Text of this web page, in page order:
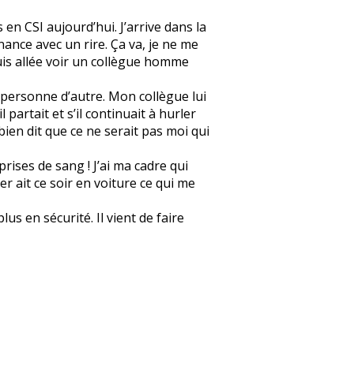
CSI aujourd’hui. J’arrive dans la
avec un rire. Ça va, je ne me
allée voir un collègue homme
d’autre. Mon collègue lui
partait et s’il continuait à hurler
dit que ce ne serait pas moi qui
de sang ! J’ai ma cadre qui
ait ce soir en voiture ce qui me
en sécurité. Il vient de faire